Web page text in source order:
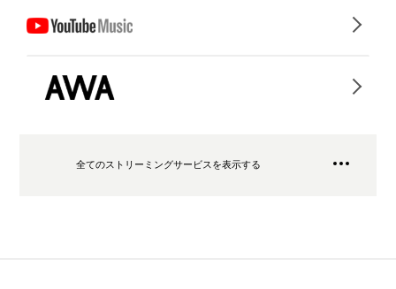
全てのストリーミングサービスを表示する